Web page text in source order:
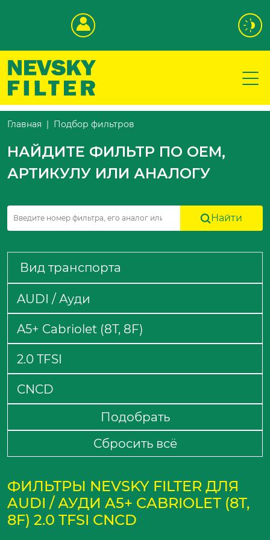
Главная Подбор фильтров
НАЙДИТЕ ФИЛЬТР ПО OEM,
АРТИКУЛУ ИЛИ АНАЛОГУ
Найти
Подобрать
Сбросить всё
ФИЛЬТРЫ NEVSKY FILTER ДЛЯ
AUDI / АУДИ A5+ CABRIOLET (8T,
8F) 2.0 TFSI CNCD